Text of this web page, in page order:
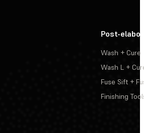
Post-
Wash + Cure
Wash L +
Fuse Sift +
Finishing